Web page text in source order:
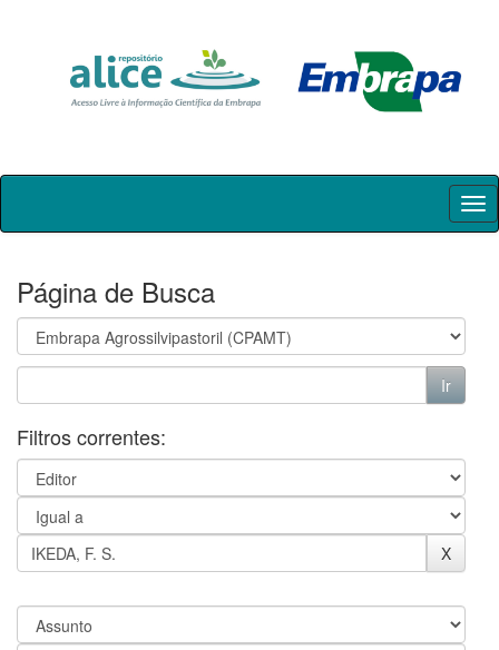
Skip
Página de Busca
Filtros correntes: